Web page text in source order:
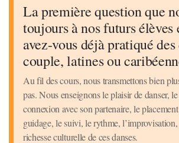
La première question que
toujours à nos futurs élèves
avez-vous déjà pratiqué des
couple, latines ou
Au fil des cours, nous transmettons bien
pas. Nous enseignons le plaisir de danser,
connexion avec son partenaire, le
guidage, le suivi, le rythme, l’improvisation,
richesse culturelle de ces danses.